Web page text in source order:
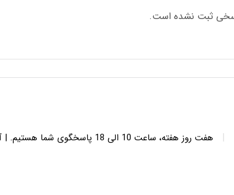
ثبت نشده است.
|
هفت روز هفته، ساعت 10 الی 18